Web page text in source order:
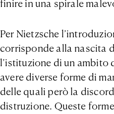
finire in una spirale
Per Nietzsche
corrisponde alla nascita
l’istituzione di un
avere diverse forme di
delle quali però la
distruzione. Queste